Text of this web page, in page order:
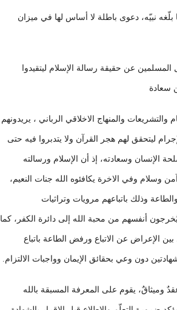
نبيّه، دعوى باطلة لا أساس لها في ميزان
عن حقيقة رسالة الإسلام ليتقيدوا
سعادة
والمنهاج الاخلاقي الرباني ، يريدونهم
ليتحقق لهم هجر القرآن ولا يتدبروا فيه حتى
الإنسان وسعادته، إذ أن الإسلام ورسالته
وفي الاخرة يكافئوه الله جنات النعيم،
وذلك باتباعهم مرويات وتراثيات
أنفسهم من محبة الله إلى دائرة الكفر، كما
الإعراض عن الاتباع ورفض الطاعة باتباع
دون وعي بحقائق الإيمان وواجبات الالتزام.
وميثاقٌ، يقوم على المعرفة المسبقة بالله